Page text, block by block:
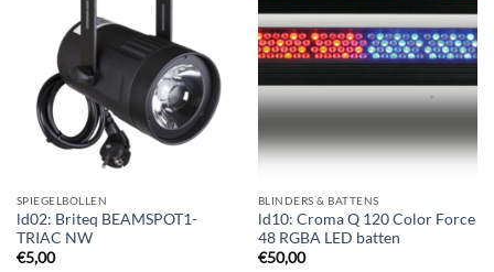
Toevoegen
verlanglijst
SPIEGELBOLLEN
ld02: Briteq BEAMSPOT1-
TRIAC NW
€5,00
aan
verlanglijst
BLINDERS & BATTENS
ld10: Croma Q 120 Color Force
48 RGBA LED batten
€50,00